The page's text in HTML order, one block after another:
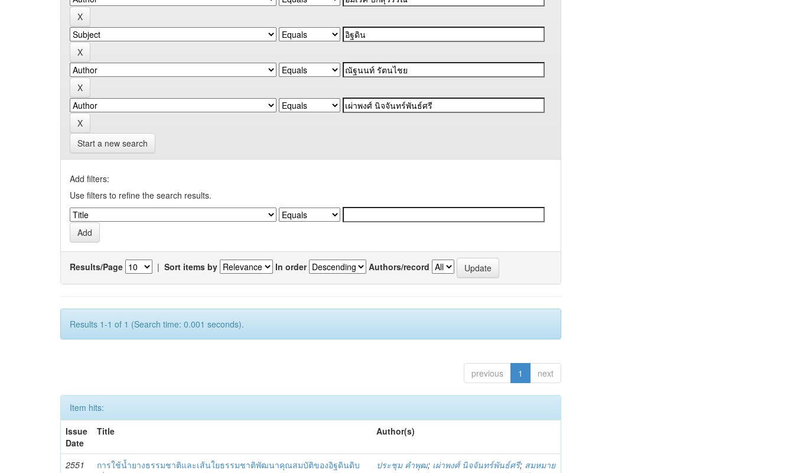
Start a new search
Add filters:
Use filters to refine the search results.
Results/Page | Sort items by In order Authors/record
Results 1-1 of 1 (Search time: 0.001 seconds).
previous 1 next
Item hits:
Issue
Date
Title Author(s)
2551
การใช้น้ำยางธรรมชาติและเส้นใยธรรมชาติพัฒนาคุณสมบัติของอิฐดินดิบ
ประชุม คำพุฒ; เผ่าพงศ์ นิจจันทร์พันธ์ศรี; สมหมาย